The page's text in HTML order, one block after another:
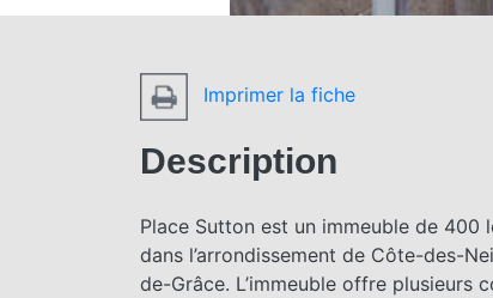
Imprimer la fiche
Description
Place Sutton est un immeuble de 400
dans l’arrondissement de Côte-des-
de-Grâce. L’immeuble offre plusieurs